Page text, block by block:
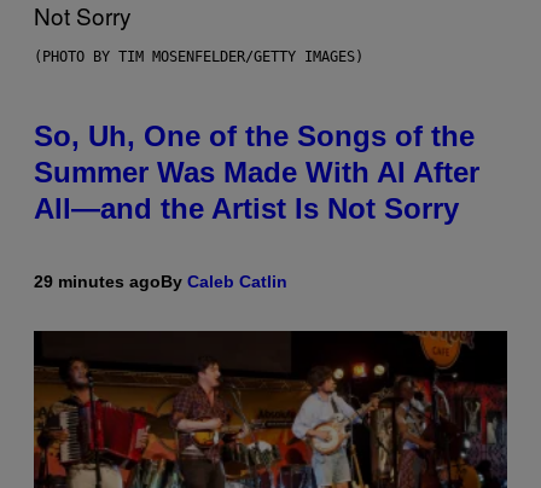
(PHOTO BY TIM MOSENFELDER/GETTY IMAGES)
So, Uh, One of the Songs of the
Summer Was Made With AI After
All—and the Artist Is Not Sorry
29 minutes agoBy Caleb Catlin